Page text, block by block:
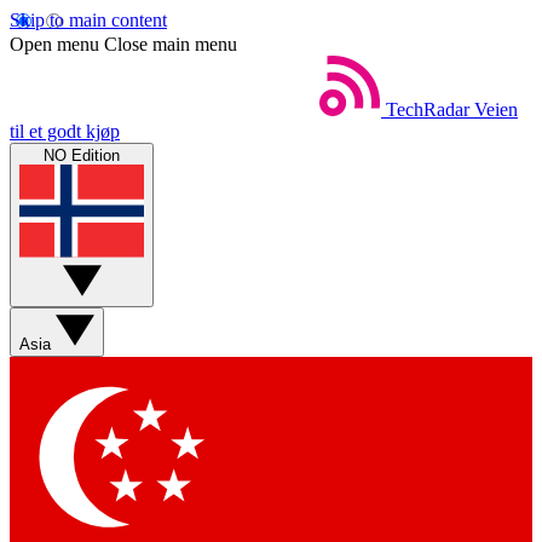
Skip to main content
Open menu Close main menu
TechRadar Veien
til et godt kjøp
NO Edition
Asia